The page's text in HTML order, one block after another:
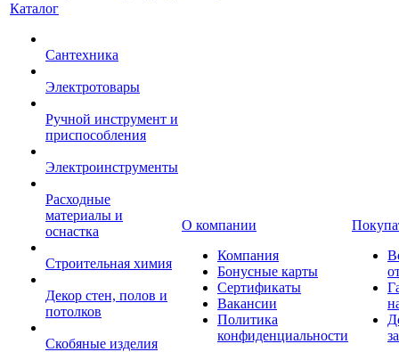
Каталог
Сантехника
Электротовары
Ручной инструмент и
приспособления
Электроинструменты
Расходные
материалы и
оснастка
Строительная химия
Декор стен, полов и
потолков
Скобяные изделия
О компании
Компания
Бонусные карты
Сертификаты
Вакансии
Политика
конфиденциальности